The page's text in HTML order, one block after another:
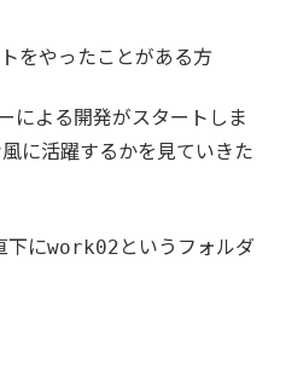
をやったことがある方
による開発がスタートしま
に活躍するかを見ていきた
下にwork02 というフォルダ